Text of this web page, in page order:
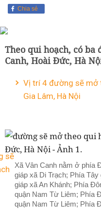
Chia sẻ
Theo qui hoạch, có ba
Canh, Hoài Đức, Hà
Vị trí 4 đường sẽ mở
Gia Lâm, Hà Nội
Xã Vân Canh nằm ở phía
giáp xã Di Trạch; Phía
giáp xã An Khánh; Phía
quận Nam Từ Liêm; Phía
quận Nam Từ Liêm; Phía